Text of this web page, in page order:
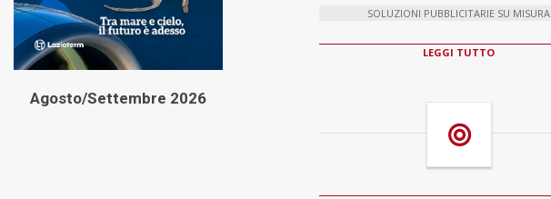
Agosto/Settembre 2026
SOLUZIONI PUBBLICITARIE SU MISURA
LEGGI TUTTO